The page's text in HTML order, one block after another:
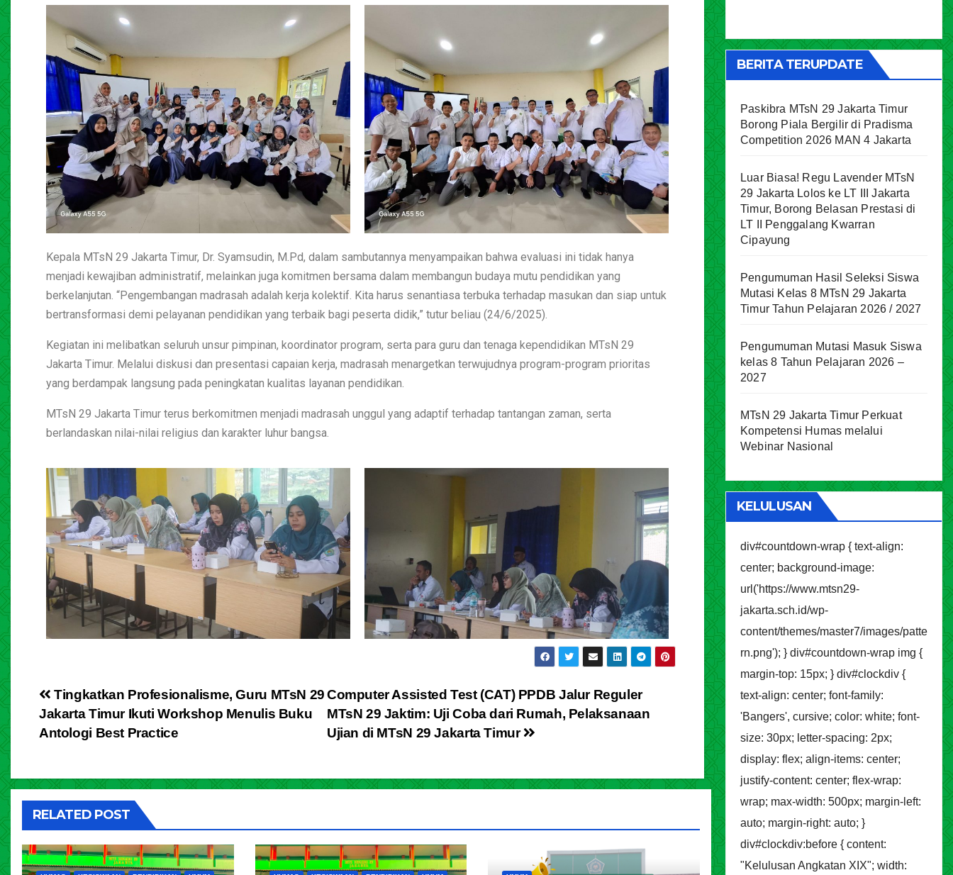
Kepala MTsN 29 Jakarta Timur, Dr. Syamsudin, M.Pd, dalam sambutannya menyampaikan bahwa evaluasi ini tidak hanya
menjadi kewajiban administratif, melainkan juga komitmen bersama dalam membangun budaya mutu pendidikan yang
berkelanjutan. “Pengembangan madrasah adalah kerja kolektif. Kita harus senantiasa terbuka terhadap masukan dan siap untuk
bertransformasi demi pelayanan pendidikan yang terbaik bagi peserta didik,” tutur beliau (24/6/2025).
Kegiatan ini melibatkan seluruh unsur pimpinan, koordinator program, serta para guru dan tenaga kependidikan MTsN 29
Jakarta Timur. Melalui diskusi dan presentasi capaian kerja, madrasah menargetkan terwujudnya program-program prioritas
yang berdampak langsung pada peningkatan kualitas layanan pendidikan.
MTsN 29 Jakarta Timur terus berkomitmen menjadi madrasah unggul yang adaptif terhadap tantangan zaman, serta
berlandaskan nilai-nilai religius dan karakter luhur bangsa.
Computer Assisted Test (CAT) PPDB Jalur Reguler
MTsN 29 Jaktim: Uji Coba dari Rumah, Pelaksanaan
Ujian di MTsN 29 Jakarta Timur
Tingkatkan Profesionalisme, Guru MTsN 29
Jakarta Timur Ikuti Workshop Menulis Buku
Antologi Best Practice
RELATED POST
BERITA TERUPDATE
Paskibra MTsN 29 Jakarta Timur
Borong Piala Bergilir di Pradisma
Competition 2026 MAN 4 Jakarta
Luar Biasa! Regu Lavender MTsN
29 Jakarta Lolos ke LT III Jakarta
Timur, Borong Belasan Prestasi di
LT II Penggalang Kwarran
Cipayung
Pengumuman Hasil Seleksi Siswa
Mutasi Kelas 8 MTsN 29 Jakarta
Timur Tahun Pelajaran 2026 / 2027
Pengumuman Mutasi Masuk Siswa
kelas 8 Tahun Pelajaran 2026 –
2027
MTsN 29 Jakarta Timur Perkuat
Kompetensi Humas melalui
Webinar Nasional
KELULUSAN
div#countdown-wrap { text-align:
center; background-image:
url('https://www.mtsn29-
jakarta.sch.id/wp-
content/themes/master7/images/patte
rn.png'); } div#countdown-wrap img {
margin-top: 15px; } div#clockdiv {
text-align: center; font-family:
'Bangers', cursive; color: white; font-
size: 30px; letter-spacing: 2px;
display: flex; align-items: center;
justify-content: center; flex-wrap:
wrap; max-width: 500px; margin-left:
auto; margin-right: auto; }
div#clockdiv:before { content:
"Kelulusan Angkatan XIX"; width: